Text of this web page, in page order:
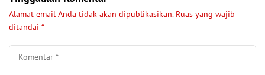
Alamat email Anda tidak akan dipublikasikan. Ruas yang wajib
ditandai *